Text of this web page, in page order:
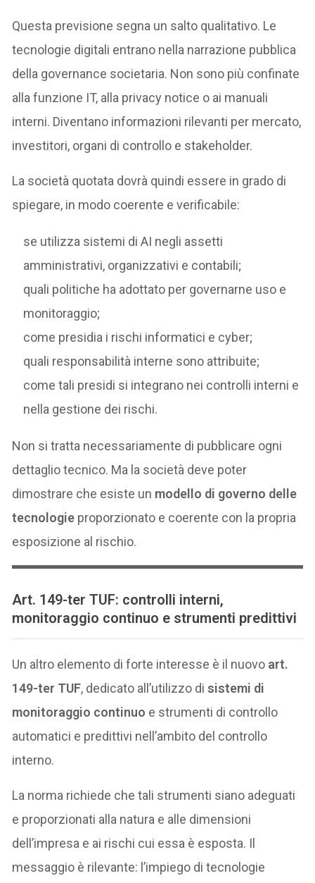
Questa previsione segna un salto qualitativo. Le
tecnologie digitali entrano nella narrazione pubblica
della governance societaria. Non sono più confinate
alla funzione IT, alla privacy notice o ai manuali
interni. Diventano informazioni rilevanti per mercato,
investitori, organi di controllo e stakeholder.
La società quotata dovrà quindi essere in grado di
spiegare, in modo coerente e verificabile:
se utilizza sistemi di AI negli assetti
amministrativi, organizzativi e contabili;
quali politiche ha adottato per governarne uso e
monitoraggio;
come presidia i rischi informatici e cyber;
quali responsabilità interne sono attribuite;
come tali presidi si integrano nei controlli interni e
nella gestione dei rischi.
Non si tratta necessariamente di pubblicare ogni
dettaglio tecnico. Ma la società deve poter
dimostrare che esiste un modello di governo delle
tecnologie proporzionato e coerente con la propria
esposizione al rischio.
Art. 149-ter TUF: controlli interni,
monitoraggio continuo e strumenti predittivi
Un altro elemento di forte interesse è il nuovo art.
149-ter TUF, dedicato all’utilizzo disistemi di
monitoraggio continuo e strumenti di controllo
automatici e predittivi nell’ambito del controllo
interno.
La norma richiede che tali strumenti siano adeguati
e proporzionati alla natura e alle dimensioni
dell’impresa e ai rischi cui essa è esposta. Il
messaggio è rilevante: l’impiego di tecnologie